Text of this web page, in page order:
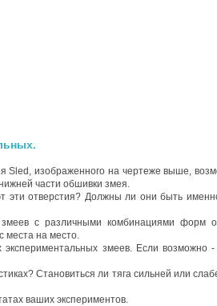
Sled, изображенного на чертеже выше,
части обшивки змея.
эти отверстия? Должны ли они быть
змеев с различными комбинациями форм
места на место.
экспериментальных змеев. Если возможно
Становиться ли тяга сильней или
ваших экспериментов.